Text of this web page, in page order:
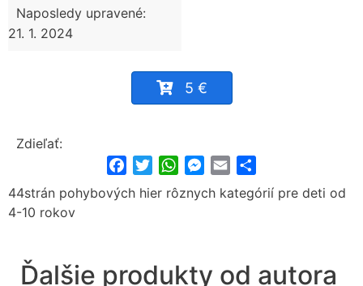
Naposledy upravené:
21. 1. 2024
5 €
Zdieľať:
FacebookTwitterWhatsApp
Messenger
Email
44strán pohybových hier rôznych kategórií pre deti od
4-10 rokov
Ďalšie produkty od autora